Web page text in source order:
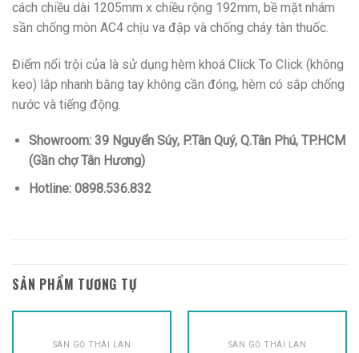
cách chiều dài 1205mm x chiều rộng 192mm, bề mặt nhám
sần chống mòn AC4 chịu va đập và chống cháy tàn thuốc.
Điểm nổi trội của là sử dụng hèm khoá Click To Click (không
keo) lắp nhanh bằng tay không cần đóng, hèm có sắp chống
nước và tiếng động.
Showroom: 39 Nguyển Súy, P.Tân Quý, Q.Tân Phú, TP.HCM
(Gần chợ Tân Hương)
Hotline: 0898.536.832
SẢN PHẨM TƯƠNG TỰ
SÀN GỖ THÁI LAN SÀN GỖ THÁI LAN